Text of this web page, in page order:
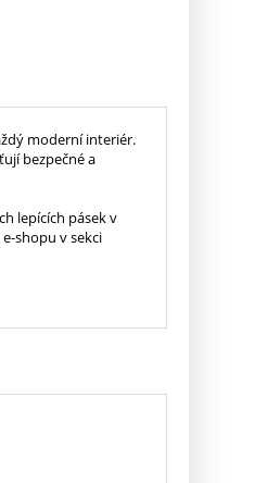
moderní interiér.
bezpečné a
lepících pásek v
shopu v sekci